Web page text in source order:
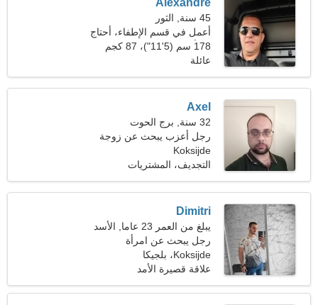
Alexandre
45 سنة, الثور
أعمل في قسم الإطفاء، أحتاج
امرأة ودودة
178 سم (5'11")، 87 كجم
(191 رطلا)
عائلة
Axel
32 سنة, برج الحوت
رجل أعزب يبحث عن زوجة
21-29
Koksijde
التجديف، المشتريات
Dimitri
يبلغ من العمر 23 عاما, الأسد
رجل يبحث عن امرأة
Koksijde، بلجيكا
علاقة قصيرة الأمد